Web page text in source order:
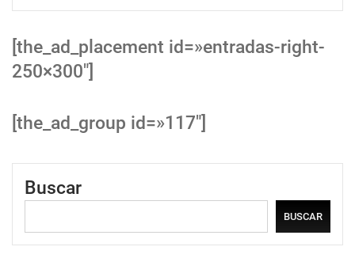
[the_ad_placement id=»entradas-right-
250×300″]
[the_ad_group id=»117″]
Buscar
BUSCAR